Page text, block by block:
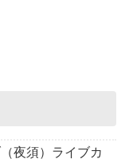
夜須）ライブカ